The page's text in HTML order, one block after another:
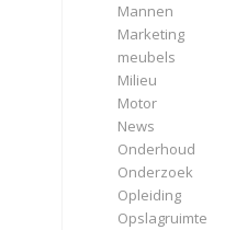
Mannen
Marketing
meubels
Milieu
Motor
News
Onderhoud
Onderzoek
Opleiding
Opslagruimte